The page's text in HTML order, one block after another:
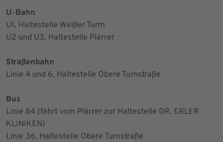
U-Bahn
U1, Haltestelle Weißer Turm
U2 und U3, Haltestelle Plärrer
Straßenbahn
Linie 4 und 6, Haltestelle Obere Turnstraße
Bus
Linie 84 (fährt vom Plärrer zur Haltestelle DR. ERLER
KLINIKEN)
Linie 36, Haltestelle Obere Turnstraße